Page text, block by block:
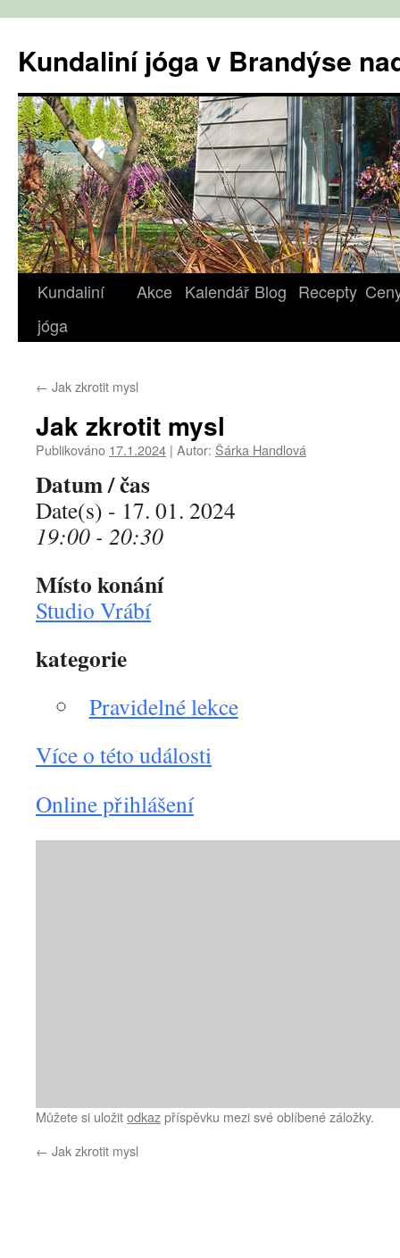
obsahu
webu
Kundaliní jóga v Brandýse
Kundaliní
jóga
Akce Kalendář Blog Recepty
← Jak zkrotit mysl
Jak zkrotit mysl
Publikováno 17.1.2024 | Autor: Šárka Handlová
Datum / čas
Date(s) - 17. 01. 2024
19:00 - 20:30
Místo konání
Studio Vrábí
kategorie
Pravidelné lekce
Více o této události
Online přihlášení
Můžete si uložitodkazpříspěvku mezi své oblíbené záložky.
← Jak zkrotit mysl